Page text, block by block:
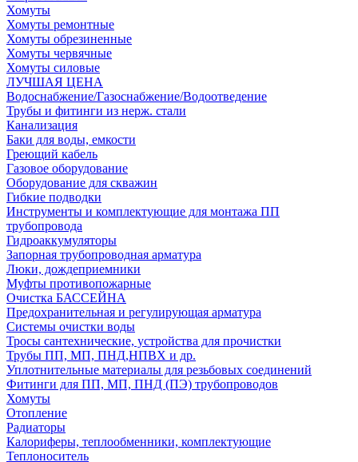
Хомуты
Хомуты ремонтные
Хомуты обрезиненные
Хомуты червячные
Хомуты силовые
ЛУЧШАЯ ЦЕНА
Водоснабжение/Газоснабжение/Водоотведение
Трубы и фитинги из нерж. стали
Канализация
Баки для воды, емкости
Греющий кабель
Газовое оборудование
Оборудование для скважин
Гибкие подводки
Инструменты и комплектующие для монтажа ПП
трубопровода
Гидроаккумуляторы
Запорная трубопроводная арматура
Люки, дождеприемники
Муфты противопожарные
Очистка БАССЕЙНА
Предохранительная и регулирующая арматура
Системы очистки воды
Тросы сантехнические, устройства для прочистки
Трубы ПП, МП, ПНД,НПВХ и др.
Уплотнительные материалы для резьбовых соединений
Фитинги для ПП, МП, ПНД (ПЭ) трубопроводов
Хомуты
Отопление
Радиаторы
Калориферы, теплообменники, комплектующие
Теплоноситель